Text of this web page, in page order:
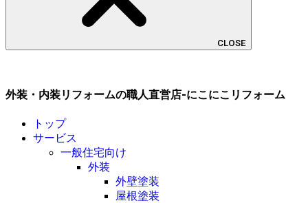
CLOSE
外装・内装リフォームの職人直営店-にこにこリフォーム
トップ
サービス
一般住宅向け
外装
外壁塗装
屋根塗装